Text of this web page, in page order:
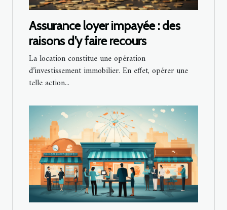
Assurance loyer impayée : des
raisons d’y faire recours
La location constitue une opération
d’investissement immobilier. En effet, opérer une
telle action...